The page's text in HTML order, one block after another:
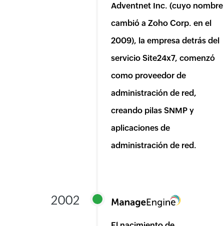
Adventnet Inc. (cuyo nombre
cambió a Zoho Corp. en el
2009), la empresa detrás del
servicio Site24x7, comenzó
como proveedor de
administración de red,
creando pilas SNMP y
aplicaciones de
administración de red.
2002